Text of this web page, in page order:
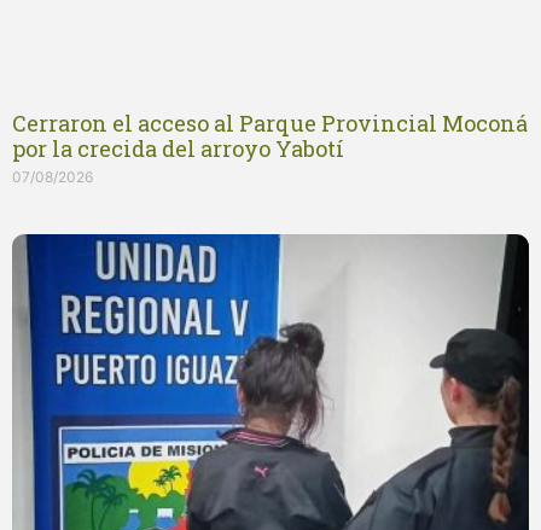
Cerraron el acceso al Parque Provincial Moconá
por la crecida del arroyo Yabotí
07/08/2026